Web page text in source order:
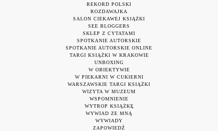
REKORD POLSKI
ROZDAWAJKA
SALON CIEKAWEJ KSIĄŻKI
SEE BLOGGERS
SKLEP Z CYTATAMI
SPOTKANIE AUTORSKIE
SPOTKANIE AUTORSKIE ONLINE
TARGI KSIĄŻKI W KRAKOWIE
UNBOXING
W OBIEKTYWIE
W PIEKARNI W CUKIERNI
WARSZAWSKIE TARGI KSIĄŻKI
WIZYTA W MUZEUM
WSPOMNIENIE
WYTROP KSIĄŻKĘ
WYWIAD ZE MNĄ
WYWIADY
ZAPOWIEDŹ